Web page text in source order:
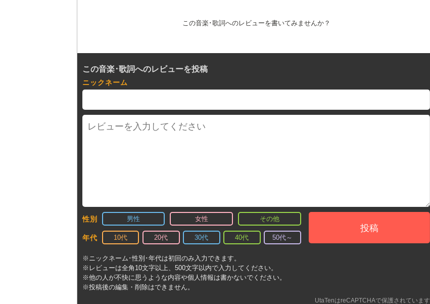
この音楽･歌詞へのレビューを書いてみませんか？
この音楽･歌詞へのレビューを投稿
ニックネーム
性別 男性 女性 その他
年代 10代 20代 30代 40代 50代～
投稿
※ニックネーム･性別･年代は初回のみ入力できます。
※レビューは全角10文字以上、500文字以内で入力してください。
※他の人が不快に思うような内容や個人情報は書かないでください。
※投稿後の編集・削除はできません。
UtaTenはreCAPTCHAで保護されています